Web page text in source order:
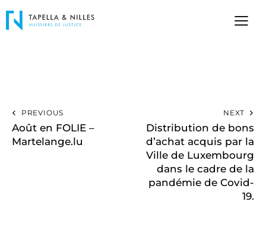
PREVIOUS
Août en FOLIE –
Martelange.lu
NEXT
Distribution de bons
d’achat acquis par la
Ville de Luxembourg
dans le cadre de la
pandémie de Covid-
19.